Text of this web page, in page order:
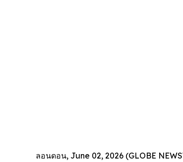
ลอนดอน, June 02, 2026 (GLOBE